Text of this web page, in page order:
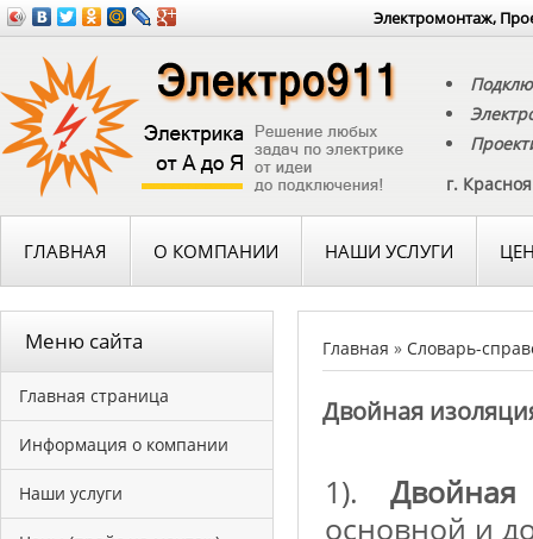
Электромонтаж,
г.
ГЛАВНАЯ О КОМПАНИИ НАШИ УСЛУГИ
Меню сайта
Главная страница
Информация о компании
Наши услуги
Главная » Словарь-
Двойная
1).
основной и